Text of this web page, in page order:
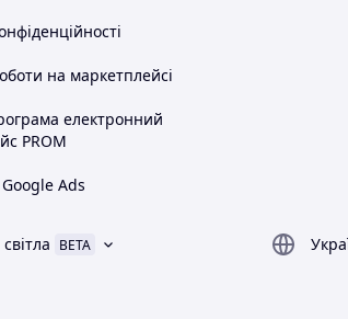
на маркетплейсі
електронний
PROM
Google Ads
світла BETA